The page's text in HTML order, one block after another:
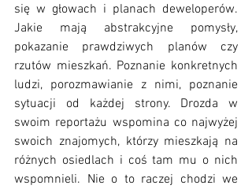
się w głowach i planach deweloperów.
Jakie mają abstrakcyjne pomysły,
pokazanie prawdziwych planów czy
rzutów mieszkań. Poznanie konkretnych
ludzi, porozmawianie z nimi, poznanie
sytuacji od każdej strony. Drozda w
swoim reportażu wspomina co najwyżej
swoich znajomych, którzy mieszkają na
różnych osiedlach i coś tam mu o nich
wspomnieli. Nie o to raczej chodzi we